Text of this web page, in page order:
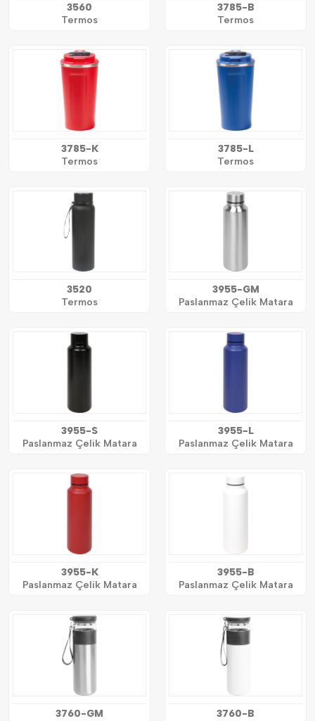
3560
Termos
3785-B
Termos
3785-K
Termos
3785-L
Termos
3520
Termos
3955-GM
Paslanmaz Çelik Matara
3955-S
Paslanmaz Çelik Matara
3955-L
Paslanmaz Çelik Matara
3955-K
Paslanmaz Çelik Matara
3955-B
Paslanmaz Çelik Matara
3760-GM
3760-B